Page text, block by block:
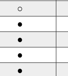
○
●
●
●
●